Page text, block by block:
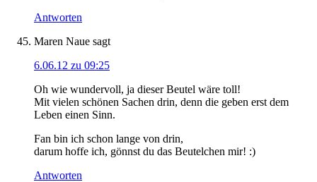
Antworten
Maren Naue sagt
6.06.12 zu 09:25
Oh wie wundervoll, ja dieser Beutel wäre toll!
Mit vielen schönen Sachen drin, denn die geben erst dem
Leben einen Sinn.
Fan bin ich schon lange von drin,
darum hoffe ich, gönnst du das Beutelchen mir! :)
Antworten